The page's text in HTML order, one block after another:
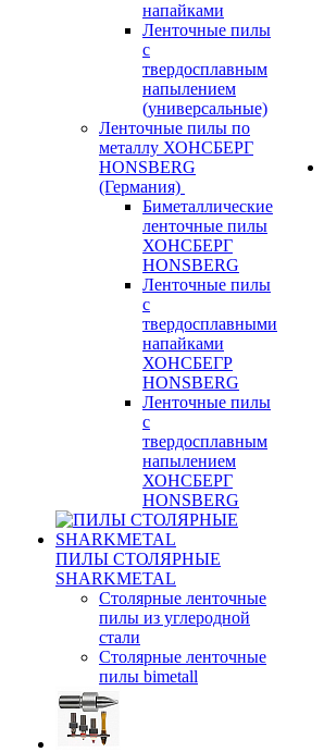
напайками
Ленточные пилы
с
твердосплавным
напылением
(универсальные)
Ленточные пилы по
металлу ХОНСБЕРГ
HONSBERG
(Германия)
Биметаллические
ленточные пилы
ХОНСБЕРГ
HONSBERG
Ленточные пилы
с
твердосплавными
напайками
ХОНСБЕГР
HONSBERG
Ленточные пилы
с
твердосплавным
напылением
ХОНСБЕРГ
HONSBERG
ПИЛЫ СТОЛЯРНЫЕ
SHARKMETAL
Столярные ленточные
пилы из углеродной
стали
Столярные ленточные
пилы bimetall